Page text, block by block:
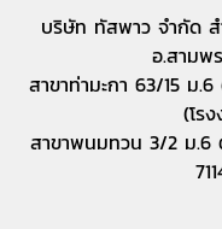
บริษัท ทัสพาว จำกัด ส
อ.สามพ
สาขาท่ามะกา 63/15 ม
(โร
สาขาพนมทวน 3/2 ม